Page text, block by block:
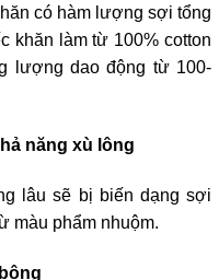
có hàm lượng sợi tổng
khăn làm từ 100% cotton
lượng dao động từ 100-
năng xù lông
lâu sẽ bị biến dạng sợi
màu phẩm nhuộm.